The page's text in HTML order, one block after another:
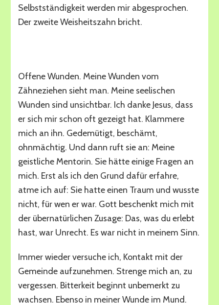
Selbstständigkeit werden mir abgesprochen.
Der zweite Weisheitszahn bricht.
Offene Wunden. Meine Wunden vom
Zähneziehen sieht man. Meine seelischen
Wunden sind unsichtbar. Ich danke Jesus, dass
er sich mir schon oft gezeigt hat. Klammere
mich an ihn. Gedemütigt, beschämt,
ohnmächtig. Und dann ruft sie an: Meine
geistliche Mentorin. Sie hätte einige Fragen an
mich. Erst als ich den Grund dafür erfahre,
atme ich auf: Sie hatte einen Traum und wusste
nicht, für wen er war. Gott beschenkt mich mit
der übernatürlichen Zusage: Das, was du erlebt
hast, war Unrecht. Es war nicht in meinem Sinn.
Immer wieder versuche ich, Kontakt mit der
Gemeinde aufzunehmen. Strenge mich an, zu
vergessen. Bitterkeit beginnt unbemerkt zu
wachsen. Ebenso in meiner Wunde im Mund.